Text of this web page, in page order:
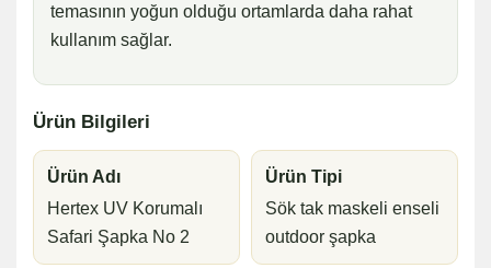
temasının yoğun olduğu ortamlarda daha rahat
kullanım sağlar.
Ürün Bilgileri
Ürün Adı
Hertex UV Korumalı
Safari Şapka No 2
Ürün Tipi
Sök tak maskeli enseli
outdoor şapka